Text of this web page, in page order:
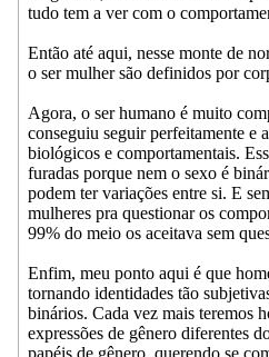
tudo tem a ver com o
Então até aqui, nesse monte de
o ser mulher são definidos por
Agora, o ser humano é muito
conseguiu seguir perfeitamente e
biológicos e comportamentais.
furadas porque nem o sexo é
podem ter variações entre si. E
mulheres pra questionar os
99% do meio os aceitava sem
Enfim, meu ponto aqui é que
tornando identidades tão
binários. Cada vez mais teremos
expressões de gênero diferentes
papéis de gênero, querendo se